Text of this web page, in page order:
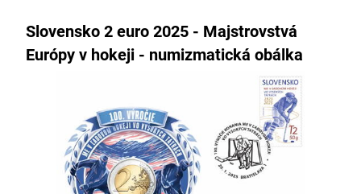
Slovensko 2 euro 2025 - Majstrovstvá
Európy v hokeji - numizmatická obálka